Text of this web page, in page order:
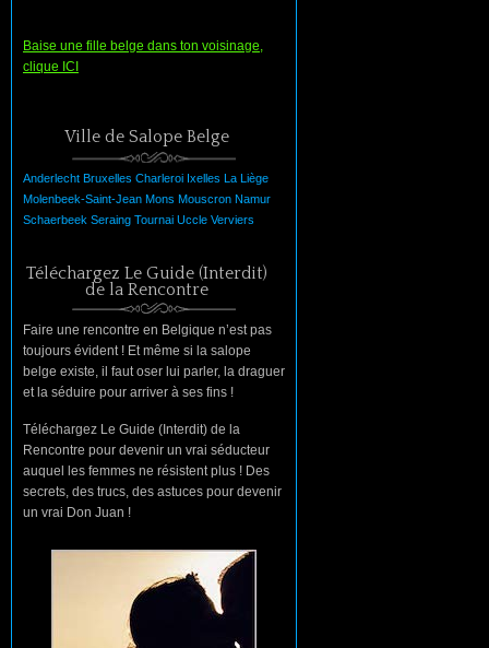
Baise une fille belge dans ton voisinage,
clique ICI
Ville de Salope Belge
Anderlecht Bruxelles Charleroi Ixelles La Liège
Molenbeek-Saint-Jean Mons Mouscron Namur
Schaerbeek Seraing Tournai Uccle Verviers
Téléchargez Le Guide (Interdit)
de la Rencontre
Faire une rencontre en Belgique n’est pas
toujours évident ! Et même si la salope
belge existe, il faut oser lui parler, la draguer
et la séduire pour arriver à ses fins !
Téléchargez Le Guide (Interdit) de la
Rencontre pour devenir un vrai séducteur
auquel les femmes ne résistent plus ! Des
secrets, des trucs, des astuces pour devenir
un vrai Don Juan !